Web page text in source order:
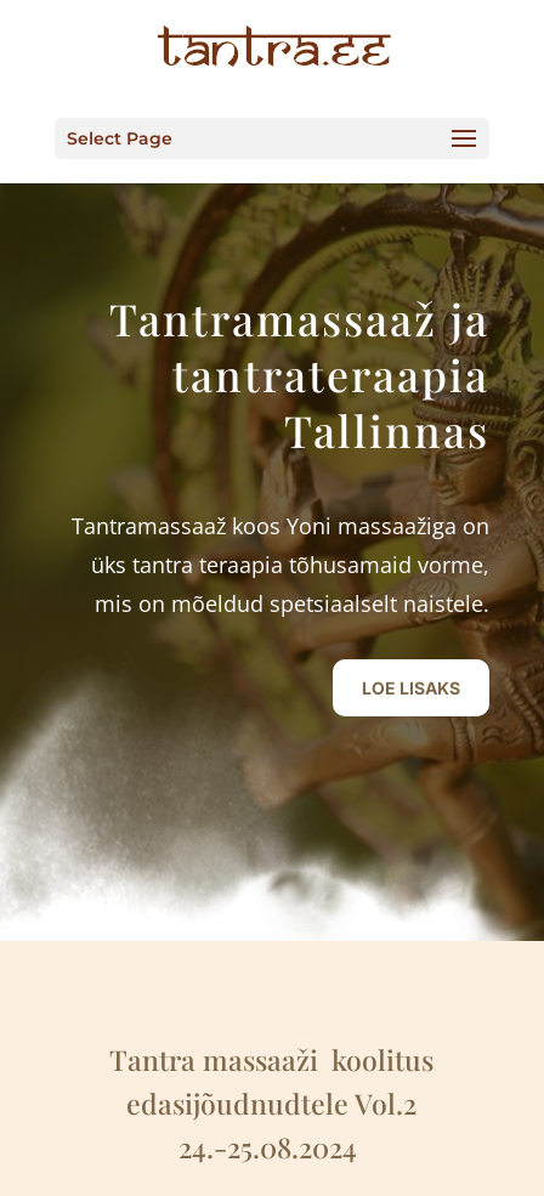
Select Page
Tantramassaaž ja
tantrateraapia
Tallinnas
Tantramassaaž koos Yoni massaažiga on
üks tantra teraapia tõhusamaid vorme,
mis on mõeldud spetsiaalselt naistele.
LOE LISAKS
Tantra massaaži koolitus
edasijõudnudtele Vol.2
24.-25.08.2024